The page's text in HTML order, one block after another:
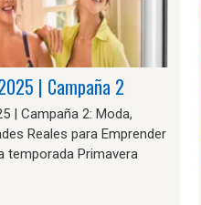
| Campaña 2
| Campaña 2: Moda,
Reales para Emprender
temporada Primavera